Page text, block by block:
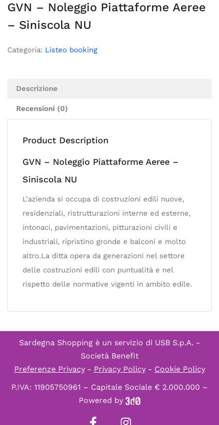
GVN – Noleggio Piattaforme Aeree
– Siniscola NU
Categoria: Listeo booking
Descrizione
Recensioni (0)
Product Description
GVN – Noleggio Piattaforme Aeree –
Siniscola NU
L’azienda si occupa di costruzioni edili nuove,
residenziali, ristrutturazioni interne ed esterne,
intonaci, pavimentazioni, pitturazioni civili e
industriali, ripristino gronde e balconi e molto
altro.La ditta opera da generazioni nel settore
delle costruzioni edili con puntualità e nel
rispetto delle normative vigenti in ambito edile.
Sardegna Shopping è un servizio di USB S.p.A. -
Società Benefit
Preferenze Privacy- Privacy Policy- Cookie Policy
P.IVA: 11905750961 – Capitale Sociale € 2.000.000 –
Powered by